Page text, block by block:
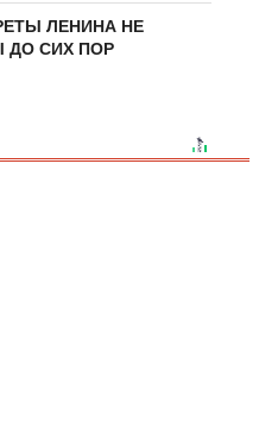
ЛЕНИНА НЕ
ДО СИХ ПОР